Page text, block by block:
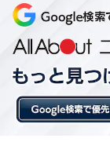
本格的なロウ
水風呂、そ
せで完璧に整
館内のレスト